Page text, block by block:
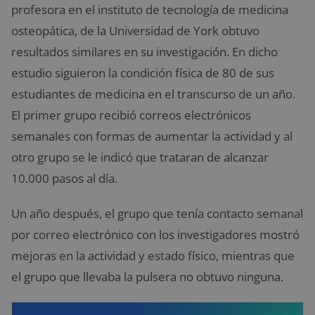
profesora en el instituto de tecnología de medicina
osteopática, de la Universidad de York obtuvo
resultados similares en su investigación. En dicho
estudio siguieron la condición física de 80 de sus
estudiantes de medicina en el transcurso de un año.
El primer grupo recibió correos electrónicos
semanales con formas de aumentar la actividad y al
otro grupo se le indicó que trataran de alcanzar
10.000 pasos al día.
Un año después, el grupo que tenía contacto semanal
por correo electrónico con los investigadores mostró
mejoras en la actividad y estado físico, mientras que
el grupo que llevaba la pulsera no obtuvo ninguna.